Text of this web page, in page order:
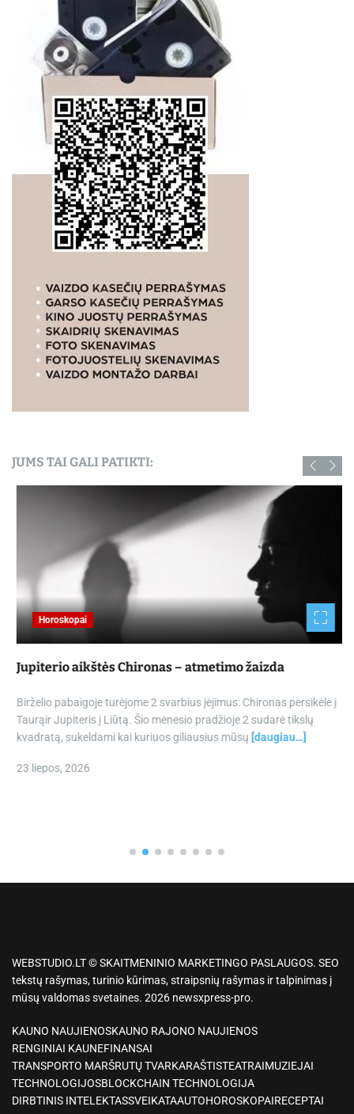
JUMS TAI GALI PATIKTI:
Horoskopai
Jupiterio aikštės Chironas – atmetimo žaizda
Birželio pabaigoje turėjome 2 svarbius įėjimus: Chironas persikėlė į
Taurąir Jupiteris į Liūtą. Šio mėnesio pradžioje 2 sudarė tikslų
kvadratą, sukeldami kai kuriuos giliausius mūsų[daugiau…]
23 liepos, 2026
WEBSTUDIO.LT © SKAITMENINIO MARKETINGO PASLAUGOS. SEO
tekstų rašymas, turinio kūrimas, straipsnių rašymas ir talpinimas į
mūsų valdomas svetaines. 2026 newsxpress-pro.
KAUNO NAUJIENOSKAUNO RAJONO NAUJIENOS
RENGINIAI KAUNEFINANSAI
TRANSPORTO MARŠRUTŲ TVARKARAŠTISTEATRAIMUZIEJAI
TECHNOLOGIJOSBLOCKCHAIN TECHNOLOGIJA
DIRBTINIS INTELEKTASSVEIKATAAUTOHOROSKOPAIRECEPTAI